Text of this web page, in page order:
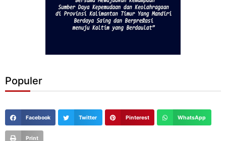
Populer
Facebook Twitter Pinterest WhatsApp
Print